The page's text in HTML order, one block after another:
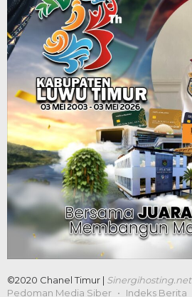
©2020 Chanel Timur | Sinergihosting.net
Pedoman Media Siber
Indeks Berita